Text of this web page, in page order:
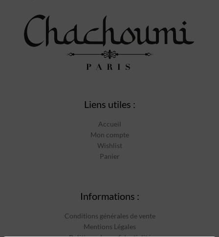
Liens utiles :
Accueil
Mon compte
Wishlist
Panier
Informations :
Conditions générales de vente
Mentions Légales